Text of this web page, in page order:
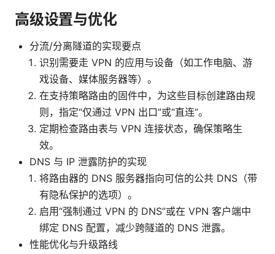
高级设置与优化
分流/分离隧道的实现要点
识别需要走 VPN 的应用与设备（如工作电脑、游
戏设备、媒体服务器等）。
在支持策略路由的固件中，为这些目标创建路由规
则，指定“仅通过 VPN 出口”或“直连”。
定期检查路由表与 VPN 连接状态，确保策略生
效。
DNS 与 IP 泄露防护的实现
将路由器的 DNS 服务器指向可信的公共 DNS（带
有隐私保护的选项）。
启用“强制通过 VPN 的 DNS”或在 VPN 客户端中
绑定 DNS 配置，减少跨隧道的 DNS 泄露。
性能优化与升级路线